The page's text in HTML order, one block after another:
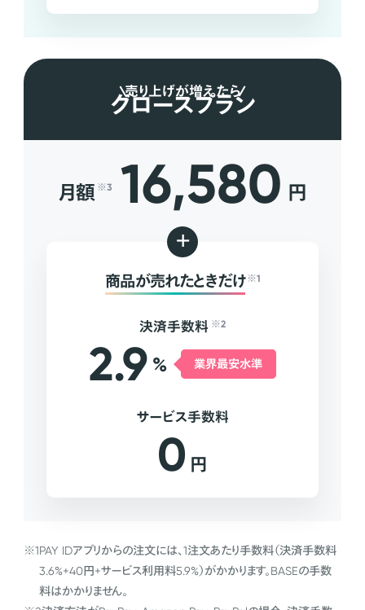
売り上げが増えたら
グロースプラン
月額 ※3 16,580 円
+
商品が売れたときだけ ※1
決済手数料 ※2
2.9 % 業界最安水準
サービス手数料
0 円
※1PAY IDアプリからの注文には、1注文あたり手数料（決済手数料
3.6%+40円+サービス利用料5.9%）がかかります。BASEの手数
料はかかりません。